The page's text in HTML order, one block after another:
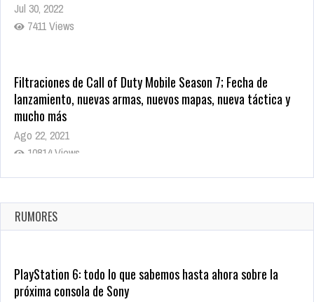
Jul 30, 2022
7411 Views
Filtraciones de Call of Duty Mobile Season 7; Fecha de
lanzamiento, nuevas armas, nuevos mapas, nueva táctica y
mucho más
Ago 22, 2021
10814 Views
La configuración de Call of Duty 2021 aparentemente ya fue
Ago 8, 2021
9996 Views
RUMORES
PlayStation 6: todo lo que sabemos hasta ahora sobre la
próxima consola de Sony